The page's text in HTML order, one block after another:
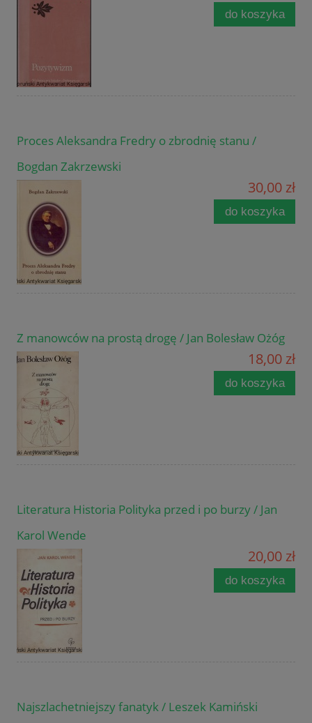
do koszyka
Proces Aleksandra Fredry o zbrodnię stanu /
Bogdan Zakrzewski
30,00 zł
do koszyka
Z manowców na prostą drogę / Jan Bolesław Ożóg
18,00 zł
do koszyka
Literatura Historia Polityka przed i po burzy / Jan
Karol Wende
20,00 zł
do koszyka
Najszlachetniejszy fanatyk / Leszek Kamiński